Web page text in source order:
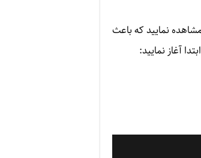
مشاهده نمایید که باعث
آغاز نمایید: